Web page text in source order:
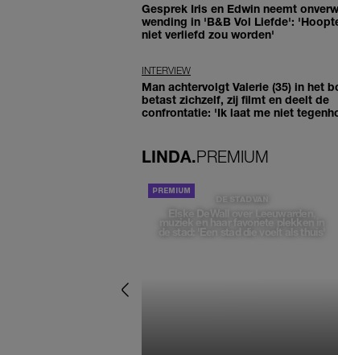
Gesprek Iris en Edwin neemt
wending in 'B&B Vol Liefde':
niet verliefd zou worden'
INTERVIEW
Man achtervolgt Valerie (35) in het
betast zichzelf, zij filmt en deelt de
confrontatie: 'Ik laat me niet
LINDA.PREMIUM
DE STAD VAN
Elske DeWall over Leeuwarden,
muziek en haar favoriete plekken in
de stad: 'Een stad die voelt als thuis'